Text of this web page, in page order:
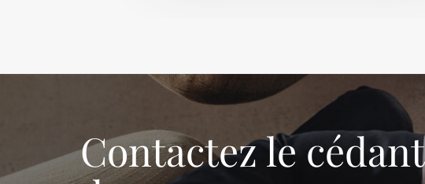
Contactez le cédant